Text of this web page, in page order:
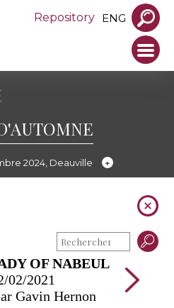
Repository ENG
2024, Deauville
OF NABEUL
02/2021
Gavin Hernon